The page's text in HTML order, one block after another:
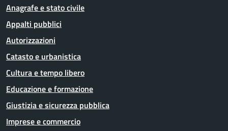
Anagrafe e stato civile
Appalti pubblici
Autorizzazioni
Catasto e urbanistica
Cultura e tempo libero
Educazione e formazione
Giustizia e sicurezza pubblica
Imprese e commercio